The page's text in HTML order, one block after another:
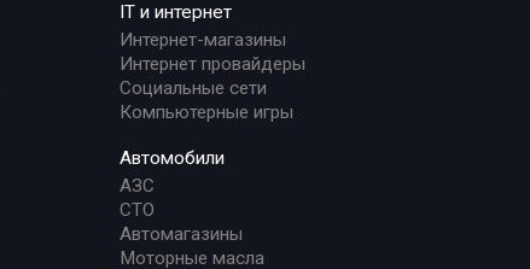
IT и интернет
Интернет-магазины
Интернет провайдеры
Социальные сети
Компьютерные игры
Автомобили
АЗС
СТО
Автомагазины
Моторные масла